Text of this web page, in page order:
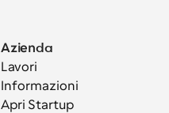
Azienda
Lavori
Informazioni
Apri Startup